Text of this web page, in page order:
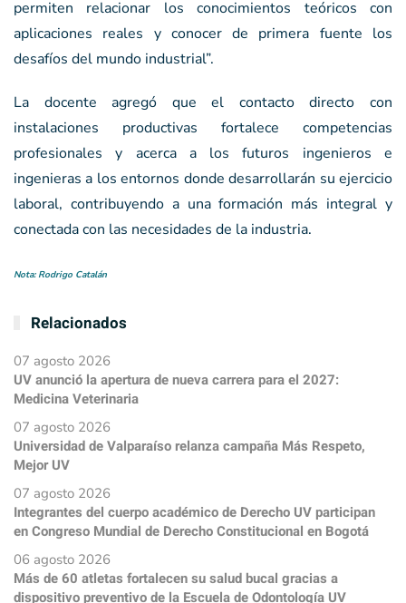
permiten relacionar los conocimientos teóricos con
aplicaciones reales y conocer de primera fuente los
desafíos del mundo industrial”.
La docente agregó que el contacto directo con
instalaciones productivas fortalece competencias
profesionales y acerca a los futuros ingenieros e
ingenieras a los entornos donde desarrollarán su ejercicio
laboral, contribuyendo a una formación más integral y
conectada con las necesidades de la industria.
Nota: Rodrigo Catalán
Relacionados
07 agosto 2026
UV anunció la apertura de nueva carrera para el 2027:
Medicina Veterinaria
07 agosto 2026
Universidad de Valparaíso relanza campaña Más Respeto,
Mejor UV
07 agosto 2026
Integrantes del cuerpo académico de Derecho UV participan
en Congreso Mundial de Derecho Constitucional en Bogotá
06 agosto 2026
Más de 60 atletas fortalecen su salud bucal gracias a
dispositivo preventivo de la Escuela de Odontología UV